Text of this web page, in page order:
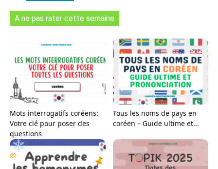
A ne pas rater cette semaine
Mots interrogatifs coréens:
Votre clé pour poser des
questions
Tous les noms de pays en
coréen – Guide ultime et...